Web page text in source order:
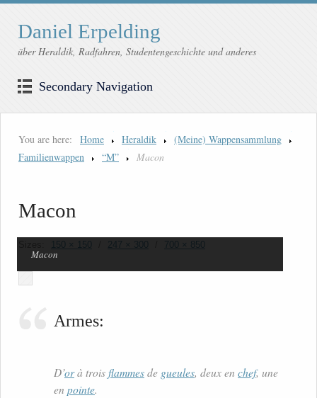
Daniel Erpelding
über Heraldik, Radfahren, Studentengeschichte und anderes
Secondary Navigation
You are here: Home Heraldik
(Meine) Wappensammlung
Familienwappen
“M” Macon
Macon
150 × 150 247 × 300 700 × 850
Macon
Armes:
D’orà troisflammesde gueules, deux en chef, une
en pointe.